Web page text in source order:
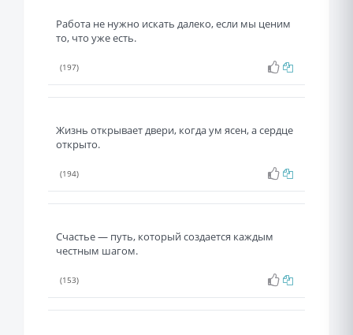
Работа не нужно искать далеко, если мы ценим
то, что уже есть.
(197)
Жизнь открывает двери, когда ум ясен, а сердце
открыто.
(194)
Счастье — путь, который создается каждым
честным шагом.
(153)